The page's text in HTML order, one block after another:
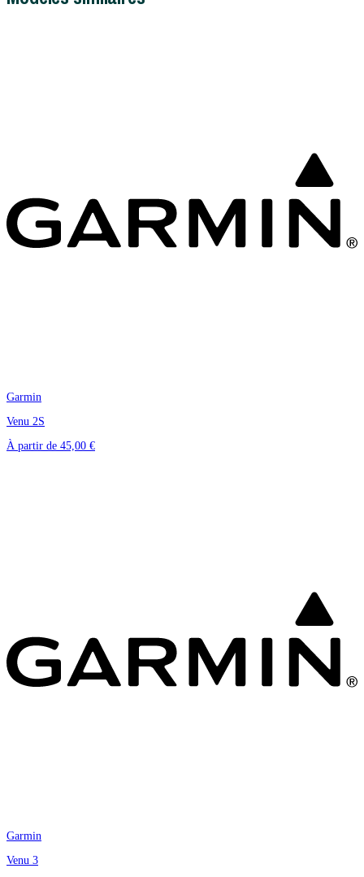
Garmin
Venu 2S
À partir de 45,00 €
Garmin
Venu 3